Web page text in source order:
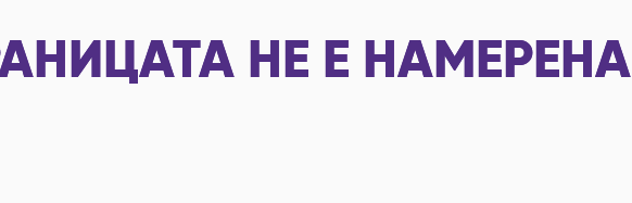
НЕ Е НАМЕРЕНА